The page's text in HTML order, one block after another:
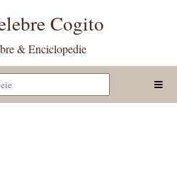
Cogito
& Enciclopedie